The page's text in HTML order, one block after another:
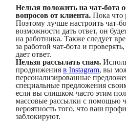
Нельзя положить на чат-бота
вопросов от клиента. Пока что
Поэтому лучше настроить чат-
возможности дать ответ, он
на работника. Также следует
за работой чат-бота и
дает ответ.
Нельзя рассылать спам.
продвижения в Instagram, вы
персонализированные
специальные предложения
если вы слишком часто этим
массовые рассылки с помощью
вероятность того, что ваш
заблокируют.